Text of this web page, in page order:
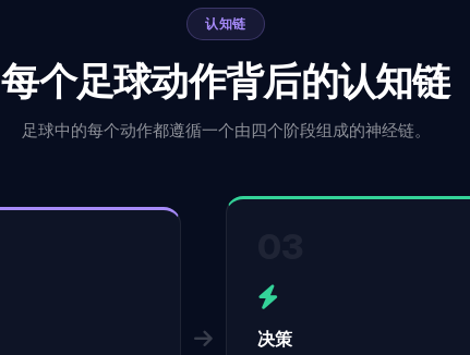
认知链
每个足球动作背后的认知链
足球中的每个动作都遵循一个由四个阶段组成的神经链。
决策